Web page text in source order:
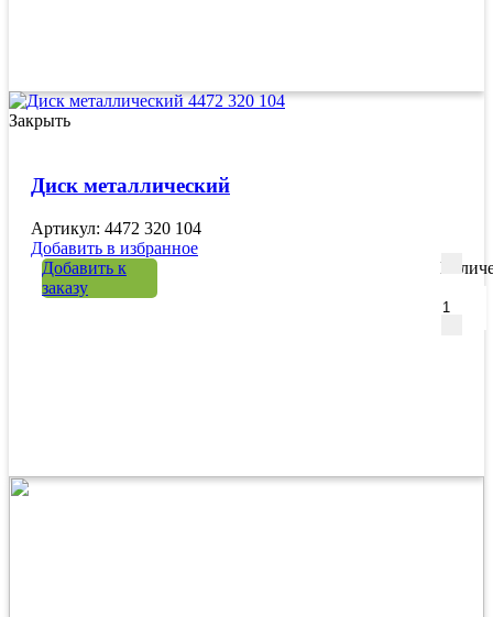
Закрыть
Диск металлический
Артикул: 4472 320 104
Добавить в избранное
Добавить к
заказу